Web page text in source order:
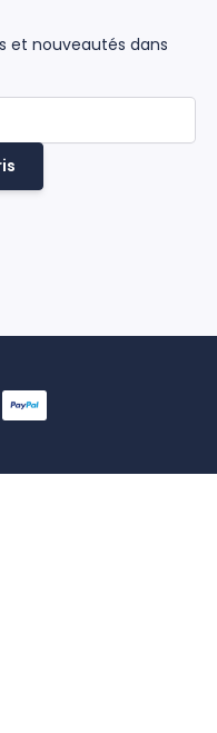
et nouveautés dans